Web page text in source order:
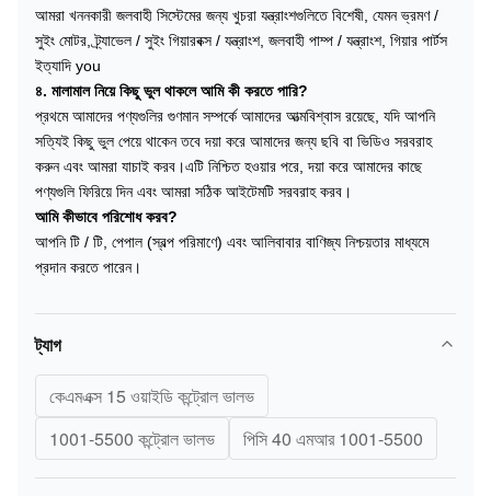
আমরা খননকারী জলবাহী সিস্টেমের জন্য খুচরা যন্ত্রাংশগুলিতে বিশেষী, যেমন ভ্রমণ /
সুইং মোটর, ট্র্যাভেল / সুইং গিয়ারবক্স / যন্ত্রাংশ, জলবাহী পাম্প / যন্ত্রাংশ, গিয়ার পার্টস
ইত্যাদি you
৪. মালামাল নিয়ে কিছু ভুল থাকলে আমি কী করতে পারি?
প্রথমে আমাদের পণ্যগুলির গুণমান সম্পর্কে আমাদের আত্মবিশ্বাস রয়েছে, যদি আপনি
সত্যিই কিছু ভুল পেয়ে থাকেন তবে দয়া করে আমাদের জন্য ছবি বা ভিডিও সরবরাহ
করুন এবং আমরা যাচাই করব।এটি নিশ্চিত হওয়ার পরে, দয়া করে আমাদের কাছে
পণ্যগুলি ফিরিয়ে দিন এবং আমরা সঠিক আইটেমটি সরবরাহ করব।
আমি কীভাবে পরিশোধ করব?
আপনি টি / টি, পেপাল (স্বল্প পরিমাণে) এবং আলিবাবার বাণিজ্য নিশ্চয়তার মাধ্যমে
প্রদান করতে পারেন।
ট্যাগ
কেএমএক্স 15 ওয়াইডি কন্ট্রোল ভালভ
1001-5500 কন্ট্রোল ভালভ
পিসি 40 এমআর 1001-5500